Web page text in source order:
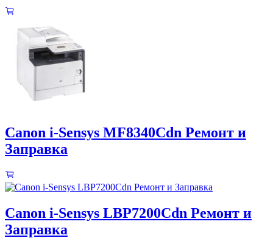
Canon i-Sensys MF8340Cdn Ремонт и
Заправка
Canon i-Sensys LBP7200Cdn Ремонт и
Заправка